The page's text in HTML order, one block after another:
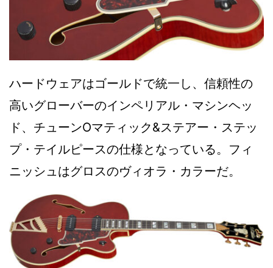
ハードウェアはゴールドで統一し、信頼性の
高いグローバーのインペリアル・マシンヘッ
ド、チューンOマティック&ステアー・ステッ
プ・テイルピースの仕様となっている。フィ
ニッシュはグロスのヴィオラ・カラーだ。